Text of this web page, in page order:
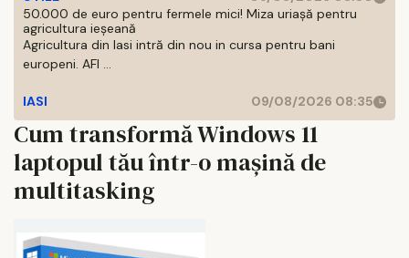
50.000 de euro pentru fermele mici! Miza uriașă pentru
agricultura ieșeană
Agricultura din Iasi intră din nou in cursa pentru bani
europeni. AFI ...
IASI 09/08/2026 08:35
Cum transformă Windows 11
laptopul tău într-o mașină de
multitasking